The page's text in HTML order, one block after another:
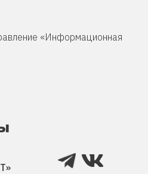
«Информационная